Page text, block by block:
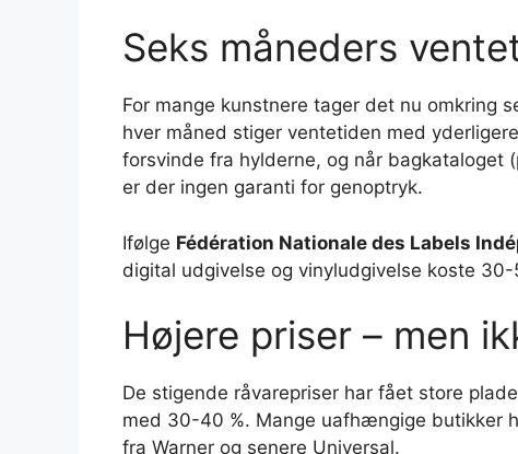
Seks måneders
For mange kunstnere tager det nu omkring
hver måned stiger ventetiden med
forsvinde fra hylderne, og når bagkataloget
er der ingen garanti for genoptryk.
Ifølge Fédération Nationale des Labels
digital udgivelse og vinyludgivelse koste
Højere priser – men
De stigende råvarepriser har fået store
med 30-40 %. Mange uafhængige butikker
fra Warner og senere Universal.